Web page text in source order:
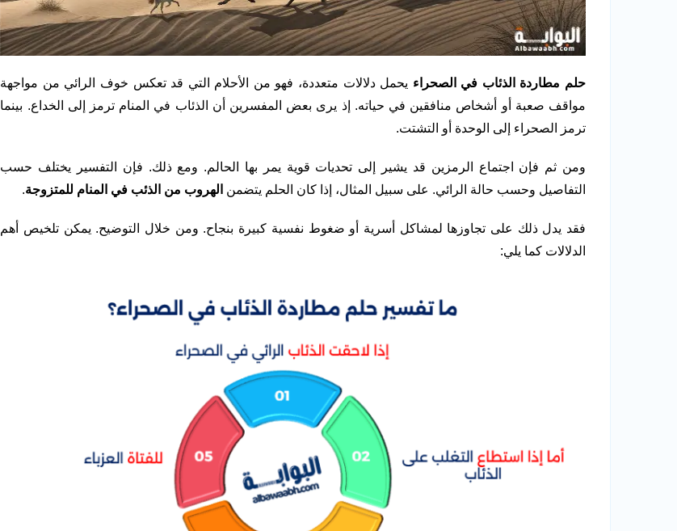
حلم مطاردة الذئاب في الصحراء يحمل دلالات متعددة، فهو من الأحلام التي قد تعكس خوف الرائي من مواجهة
مواقف صعبة أو أشخاص منافقين في حياته. إذ يرى بعض المفسرين أن الذئاب في المنام ترمز إلى الخداع. بينما
ترمز الصحراء إلى الوحدة أو التشتت.
ومن ثم فإن اجتماع الرمزين قد يشير إلى تحديات قوية يمر بها الحالم. ومع ذلك. فإن التفسير يختلف حسب
التفاصيل وحسب حالة الرائي. على سبيل المثال، إذا كان الحلم يتضمن الهروب من الذئب في المنام للمتزوجة.
فقد يدل ذلك على تجاوزها لمشاكل أسرية أو ضغوط نفسية كبيرة بنجاح. ومن خلال التوضيح. يمكن تلخيص أهم
الدلالات كما يلي: